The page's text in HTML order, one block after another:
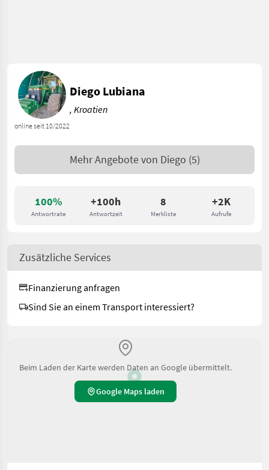
100%
Antwortrate
+100h
Antwortzeit
8
Merkliste
+2K
Aufrufe
online seit 10/2022
Diego Lubiana
, Kroatien
Mehr Angebote von Diego (5)
Zusätzliche Services
Finanzierung anfragen
Sind Sie an einem Transport interessiert?
Beim Laden der Karte werden Daten an Google übermittelt.
Google Maps laden